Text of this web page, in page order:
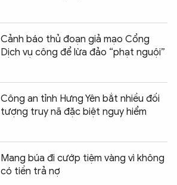
Cảnh báo thủ đoạn giả mạo Cổng
Dịch vụ công để lừa đảo “phạt nguội”
Công an tỉnh Hưng Yên bắt nhiều đối
tượng truy nã đặc biệt nguy hiểm
Mang búa đi cướp tiệm vàng vì không
có tiền trả nợ